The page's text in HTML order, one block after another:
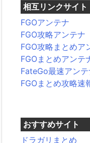
相互リンクサイト
FGOアンテナ
FGO攻略アンテナ
FGO攻略まとめア
FGOまとめアンテ
FateGo最速アンテ
FGOまとめ攻略速
おすすめサイト
ドラガリまとめ